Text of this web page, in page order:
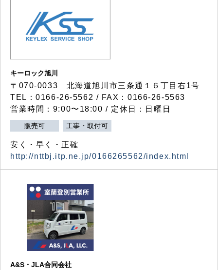
キーロック旭川
〒070-0033 北海道旭川市三条通１６丁目右1号
TEL：0166-26-5562 / FAX：0166-26-5563
営業時間：9:00〜18:00 / 定休日：日曜日
販売可 工事・取付可
安く・早く・正確
http://nttbj.itp.ne.jp/0166265562/index.html
A&S・JLA合同会社